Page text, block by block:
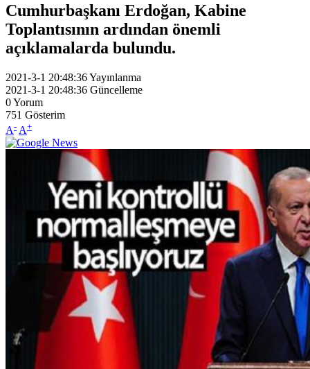
Cumhurbaşkanı Erdoğan, Kabine
Toplantısının ardından önemli
açıklamalarda bulundu.
2021-3-1 20:48:36Yayınlanma
2021-3-1 20:48:36 Güncelleme
0Yorum
751 Gösterim
A- A+